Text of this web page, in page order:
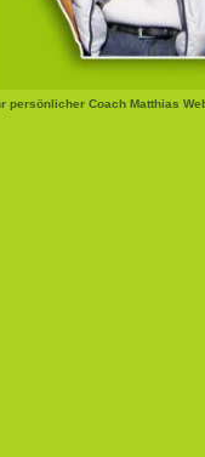
persönlicher Coach Matthias